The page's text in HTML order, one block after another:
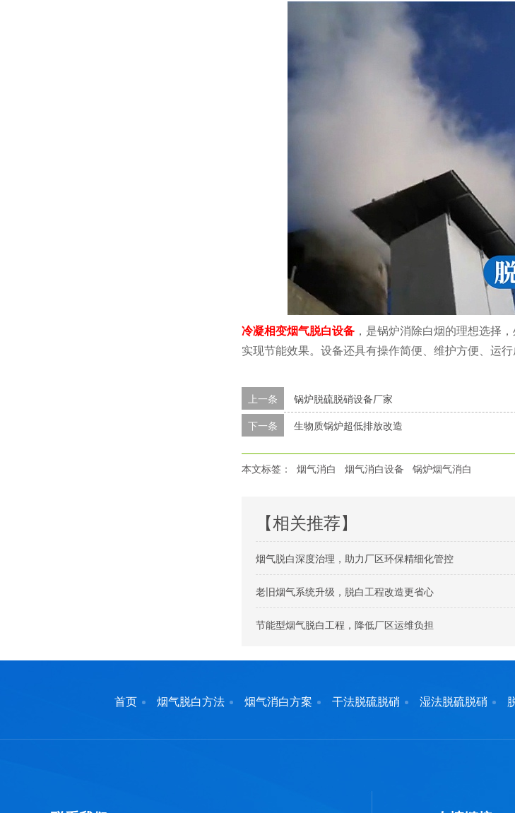
冷凝相变烟气脱白设备 ，是锅炉消除白烟的理想选择
实现节能效果。设备还具有操作简便、维护方便、运行
上一条
锅炉脱硫脱硝设备厂家
下一条 生物质锅炉超低排放改造
本文标签： 烟气消白 烟气消白设备 锅炉烟气消白
【相关推荐】
烟气脱白深度治理，助力厂区环保精细化管控
老旧烟气系统升级，脱白工程改造更省心
节能型烟气脱白工程，降低厂区运维负担
首页 烟气脱白方法 烟气消白方案 干法脱硫脱硝 湿法脱硫脱硝